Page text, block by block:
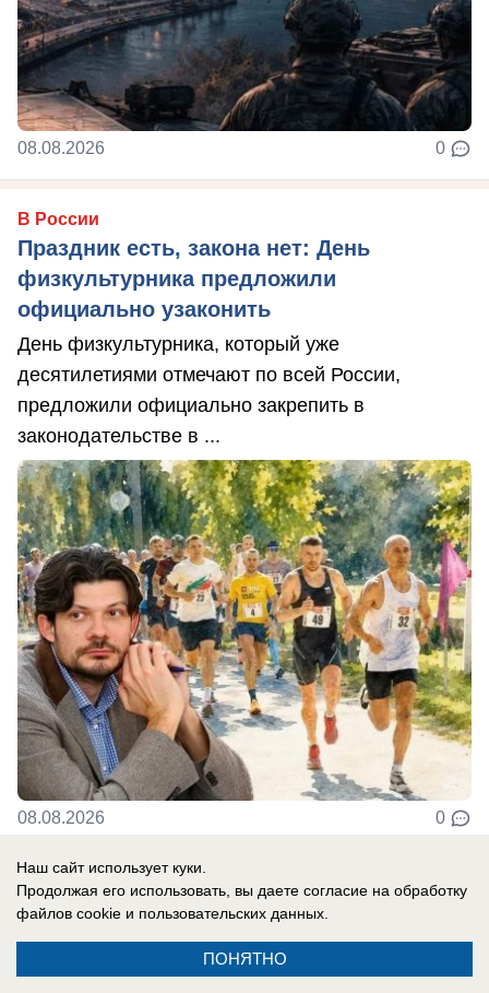
08.08.2026 0
В России
Праздник есть, закона нет: День
физкультурника предложили
официально узаконить
День физкультурника, который уже
десятилетиями отмечают по всей России,
предложили официально закрепить в
законодательстве в ...
08.08.2026 0
Новости СМИ2
Наш сайт использует куки.
Продолжая его использовать, вы даете согласие на обработку
файлов cookie и пользовательских данных.
ПОНЯТНО